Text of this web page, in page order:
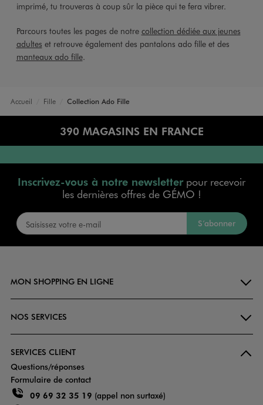
imprimé, tu trouveras à coup sûr la pièce qui te fera vibrer.
Parcours toutes les pages de notre collection dédiée aux jeunes
adultes et retrouve également des pantalons ado fille et des
manteaux ado fille.
Accueil Fille Collection Ado Fille
390 MAGASINS EN FRANCE
Inscrivez-vous à notre newsletterpour recevoir
les dernières offres de GÉMO !
S’abonner
MON SHOPPING EN LIGNE
NOS SERVICES
SERVICES CLIENT
Questions/réponses
Formulaire de contact
09 69 32 35 19 (appel non surtaxé)